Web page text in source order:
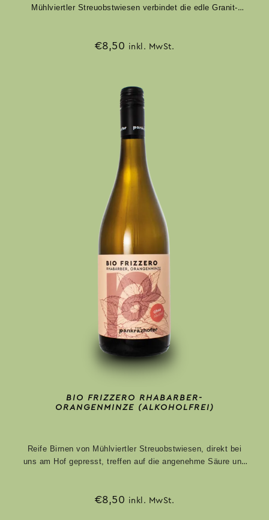
Mühlviertler Streuobstwiesen verbindet die edle Granit-
€8,50 inkl. MwSt.
BIO FRIZZERO RHABARBER-
ORANGENMINZE (ALKOHOLFREI)
Reife Birnen von Mühlviertler Streuobstwiesen, direkt bei
uns am Hof gepresst, treffen auf die angenehme Säure und
€8,50 inkl. MwSt.